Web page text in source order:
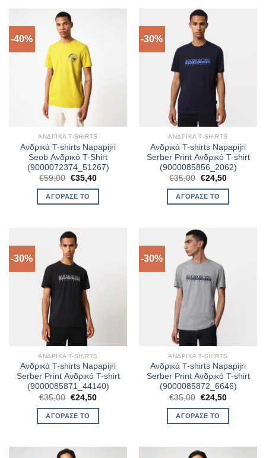
-40%
ΑΝΔΡΙΚΆ T-SHIRTS
Ανδρικά T-shirts Napapijri
Seob Ανδρικό T-Shirt
(9000072374_51267)
€59,00 Original
was:
€59,00.
€35,40Η
ΑΓΌΡΑΣΈ ΤΟ
-30%
ΑΝΔΡΙΚΆ T-SHIRTS
Ανδρικά T-shirts Napapijri
Serber Print Ανδρικό T-shirt
(9000085856_2062)
€35,00 Original
was:
€35,00.
€24,50Η
ΑΓΌΡΑΣΈ ΤΟ
-30%
ΑΝΔΡΙΚΆ T-SHIRTS
Ανδρικά T-shirts Napapijri
Serber Print Ανδρικό T-shirt
(9000085871_44140)
€35,00 Original
price
was:
€35,00.
€24,50Η
τιμή
ΑΓΌΡΑΣΈ ΤΟ
-30%
ΑΝΔΡΙΚΆ T-SHIRTS
Ανδρικά T-shirts Napapijri
Serber Print Ανδρικό T-shirt
(9000085872_6646)
€35,00 Original
price
was:
€35,00.
€24,50Η
τιμή
ΑΓΌΡΑΣΈ ΤΟ